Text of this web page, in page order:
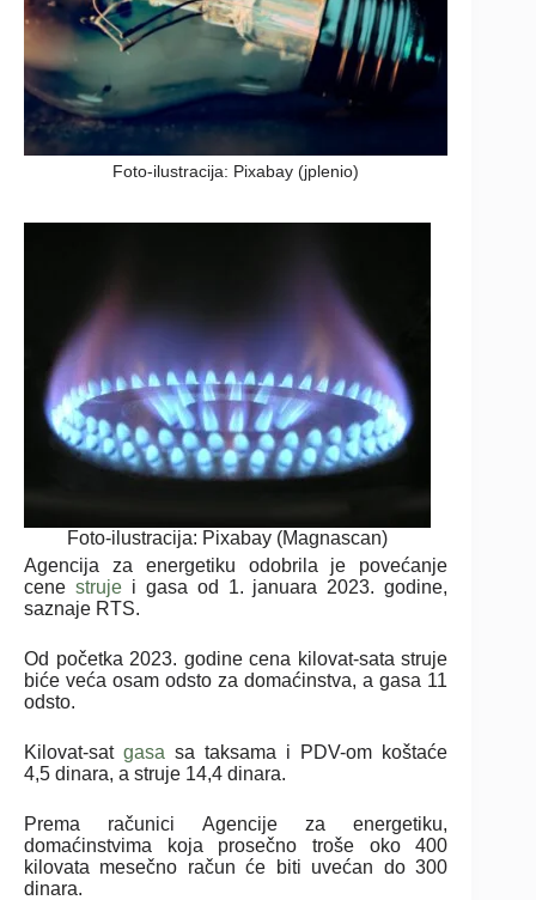
Foto-ilustracija: Pixabay (jplenio)
Foto-ilustracija: Pixabay (Magnascan)
Agencija za energetiku odobrila je povećanje
cene strujei gasa od 1. januara 2023. godine,
saznaje RTS.
Od početka 2023. godine cena kilovat-sata struje
biće veća osam odsto za domaćinstva, a gasa 11
odsto.
Kilovat-satgasa sa taksama i PDV-om koštaće
4,5 dinara, a struje 14,4 dinara.
Prema računici Agencije za energetiku,
domaćinstvima koja prosečno troše oko 400
kilovata mesečno račun će biti uvećan do 300
dinara.